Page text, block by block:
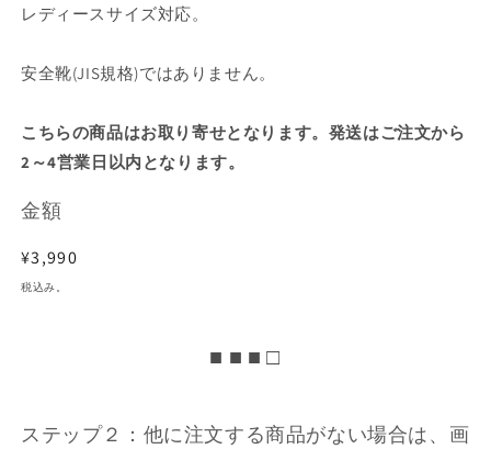
レディースサイズ対応。
安全靴(JIS規格)ではありません。
こちらの商品はお取り寄せとなります。発送はご注文から
2～4営業日以内となります。
金額
通
常
¥3,990
税込み。
■ ■ ■ □
ステップ２：他に注文する商品がない場合は、画